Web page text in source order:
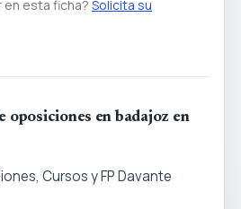
esta ficha? Solicita su
oposiciones en badajoz en
Cursos y FP Davante